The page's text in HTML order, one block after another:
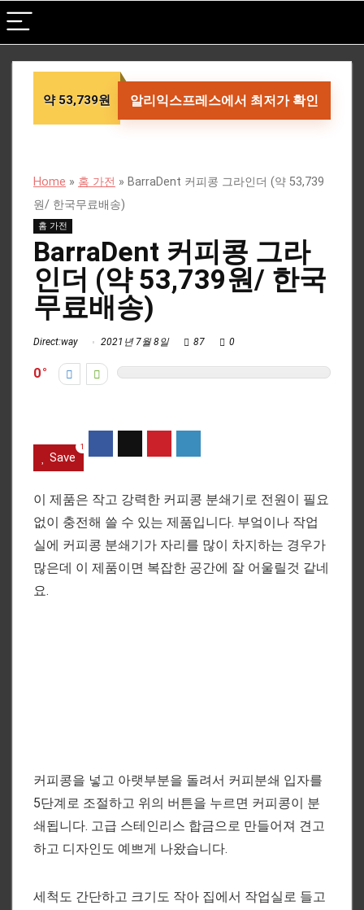
약 53,739원 알리익스프레스에서 최저가 확인
Home » 홈 가전 » BarraDent 커피콩 그라인더 (약 53,739
원/ 한국무료배송)
홈 가전
BarraDent 커피콩 그라
인더 (약 53,739원/ 한국
무료배송)
Direct:way 2021년 7월 8일 87 0
0
Save
1
이 제품은 작고 강력한 커피콩 분쇄기로 전원이 필요
없이 충전해 쓸 수 있는 제품입니다. 부엌이나 작업
실에 커피콩 분쇄기가 자리를 많이 차지하는 경우가
많은데 이 제품이면 복잡한 공간에 잘 어울릴것 같네
요.
커피콩을 넣고 아랫부분을 돌려서 커피분쇄 입자를
5단계로 조절하고 위의 버튼을 누르면 커피콩이 분
쇄됩니다. 고급 스테인리스 합금으로 만들어져 견고
하고 디자인도 예쁘게 나왔습니다.
세척도 간단하고 크기도 작아 집에서 작업실로 들고